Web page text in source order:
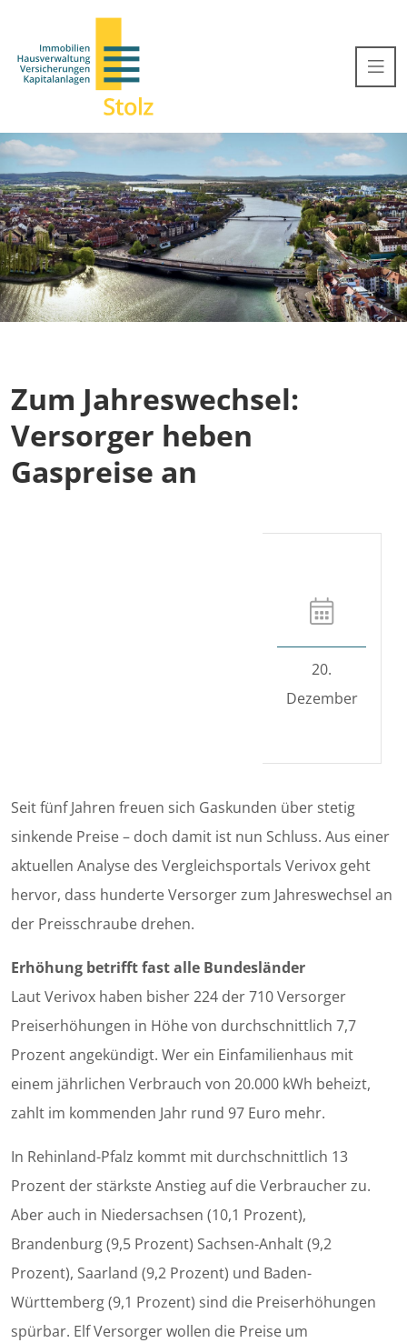
Zum Jahreswechsel:
Versorger heben
Gaspreise an
20.
Dezember
Seit fünf Jahren freuen sich Gaskunden über stetig
sinkende Preise – doch damit ist nun Schluss. Aus einer
aktuellen Analyse des Vergleichsportals Verivox geht
hervor, dass hunderte Versorger zum Jahreswechsel an
der Preisschraube drehen.
Erhöhung betrifft fast alle Bundesländer
Laut Verivox haben bisher 224 der 710 Versorger
Preiserhöhungen in Höhe von durchschnittlich 7,7
Prozent angekündigt. Wer ein Einfamilienhaus mit
einem jährlichen Verbrauch von 20.000 kWh beheizt,
zahlt im kommenden Jahr rund 97 Euro mehr.
In Rehinland-Pfalz kommt mit durchschnittlich 13
Prozent der stärkste Anstieg auf die Verbraucher zu.
Aber auch in Niedersachsen (10,1 Prozent),
Brandenburg (9,5 Prozent) Sachsen-Anhalt (9,2
Prozent), Saarland (9,2 Prozent) und Baden-
Württemberg (9,1 Prozent) sind die Preiserhöhungen
spürbar. Elf Versorger wollen die Preise um